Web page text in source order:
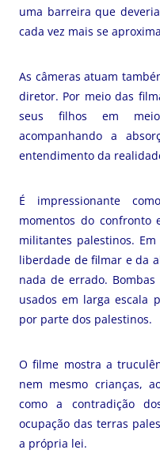
uma barreira que
cada vez mais se
As câmeras atuam
diretor. Por meio das
seus filhos em
acompanhando a
entendimento da
É impressionante
momentos do confronto
militantes palestinos.
liberdade de filmar e da
nada de errado.
usados em larga escala
por parte dos palestinos.
O filme mostra a
nem mesmo crianças,
como a contradição
ocupação das terras
a própria lei.